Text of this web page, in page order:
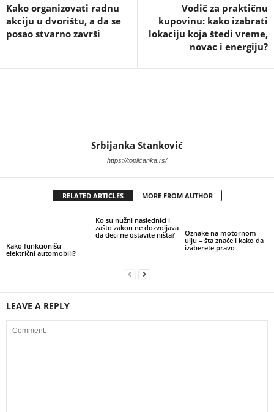
Kako organizovati radnu
akciju u dvorištu, a da se
posao stvarno završi
Vodič za praktičnu
kupovinu: kako izabrati
lokaciju koja štedi vreme,
novac i energiju?
Srbijanka Stanković
https://toplicanka.rs/
RELATED ARTICLES MORE FROM AUTHOR
Kako funkcionišu
električni automobili?
Ko su nužni naslednici i
zašto zakon ne dozvoljava
da deci ne ostavite ništa?
Oznake na motornom
ulju – šta znače i kako da
izaberete pravo
LEAVE A REPLY